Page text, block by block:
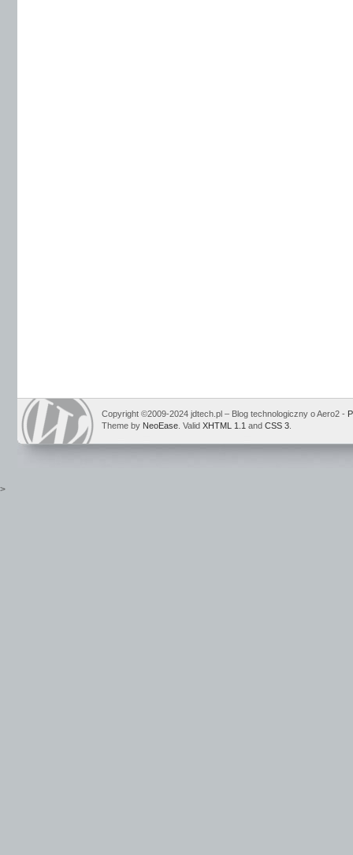
Copyright ©2009-2024 jdtech.pl – Blog technologiczny o Aero2 -
Theme by NeoEase . Valid XHTML 1.1 and CSS 3
>